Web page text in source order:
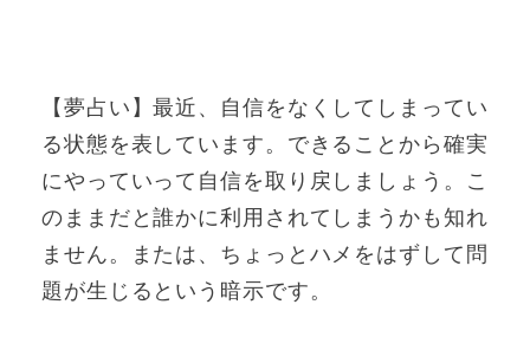
【夢占い】最近、自信をなくしてしまってい
る状態を表しています。できることから確実
にやっていって自信を取り戻しましょう。こ
のままだと誰かに利用されてしまうかも知れ
ません。または、ちょっとハメをはずして問
題が生じるという暗示です。